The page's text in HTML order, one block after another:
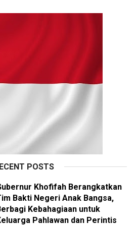
POSTS
Khofifah Berangkatkan
Bakti Negeri Anak Bangsa,
Kebahagiaan untuk
Pahlawan dan Perintis